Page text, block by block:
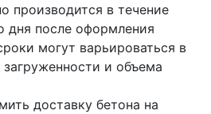
производится в течение
дня после оформления
могут варьироваться в
и объема
доставку бетона на